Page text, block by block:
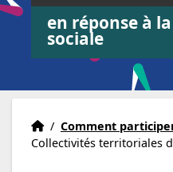
en réponse à
sociale
Accueil
Accueil
/ Comment
Collectivités territoriales